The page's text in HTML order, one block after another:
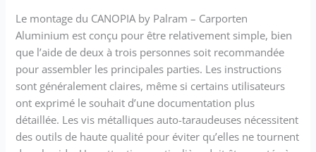
Le montage du CANOPIA by Palram – Carporten
Aluminium est conçu pour être relativement simple, bien
que l’aide de deux à trois personnes soit recommandée
pour assembler les principales parties. Les instructions
sont généralement claires, même si certains utilisateurs
ont exprimé le souhait d’une documentation plus
détaillée. Les vis métalliques auto-taraudeuses nécessitent
des outils de haute qualité pour éviter qu’elles ne tournent